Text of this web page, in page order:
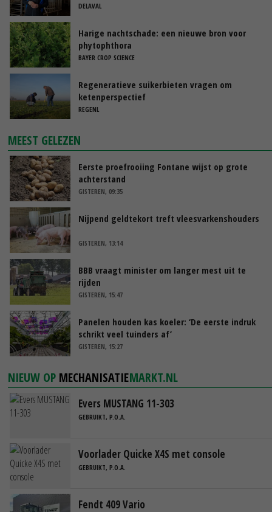
DELAVAL
Harige nachtschade: een nieuwe bron voor
phytophthora
BAYER CROP SCIENCE
Regeneratieve suikerbieten vragen om
ketenperspectief
REGENL
MEEST GELEZEN
Eerste proefrooiing Fontane wijst op grote
achterstand
GISTEREN, 09:35
Nijpend geldtekort treft vleesvarkenshouders
GISTEREN, 13:14
BBB vraagt minister om langer mest uit te
rijden
GISTEREN, 15:47
Panelen houden kas koeler: ‘De eerste indruk
schrikt veel tuinders af’
GISTEREN, 15:27
NIEUW OP MECHANISATIEMARKT.NL
Evers MUSTANG 11-303
GEBRUIKT, P.O.A.
Voorlader Quicke X4S met console
GEBRUIKT, P.O.A.
Fendt 409 Vario